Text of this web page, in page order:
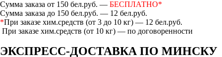
Сумма заказа от 150 бел.руб. — БЕСПЛАТНО*
Сумма заказа до 150 бел.руб. — 12 бел.руб.
*При заказе хим.средств (от 3 до 10 кг) — 12 бел.руб.
При заказе хим.средств (от 10 кг) — по договоренности
ЭКСПРЕСС-ДОСТАВКА ПО МИНСКУ